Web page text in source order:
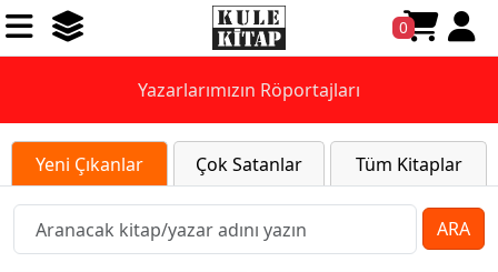
0
Yazarlarımızın Röportajları
Yeni Çıkanlar Çok Satanlar Tüm Kitaplar
ARA